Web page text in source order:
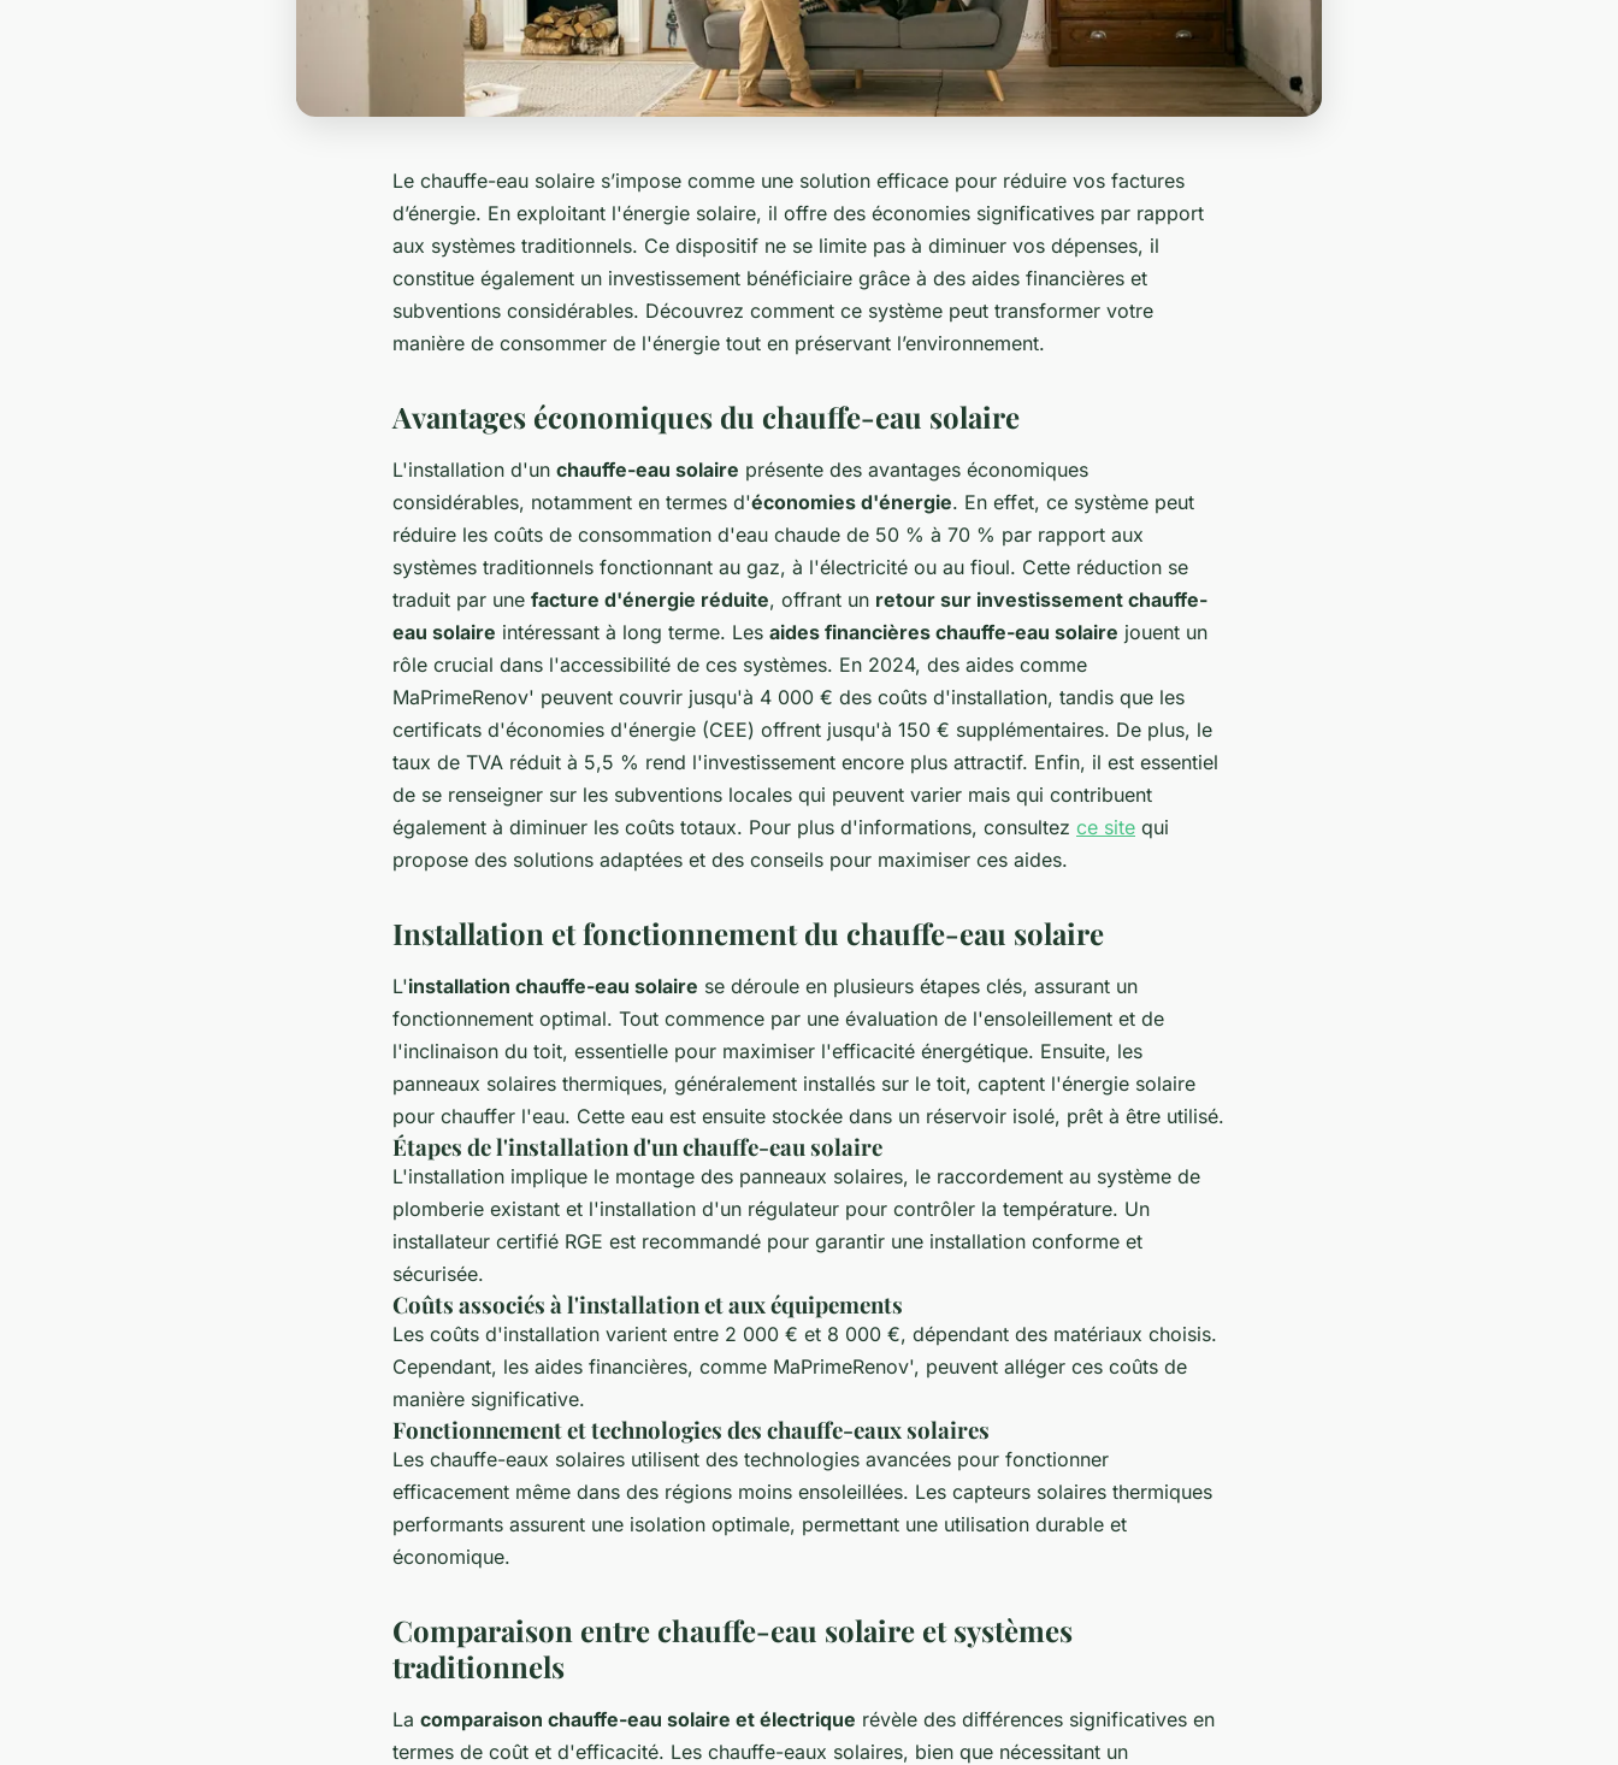
Le chauffe-eau solaire s’impose comme une solution efficace pour réduire vos factures
d’énergie. En exploitant l'énergie solaire, il offre des économies significatives par rapport
aux systèmes traditionnels. Ce dispositif ne se limite pas à diminuer vos dépenses, il
constitue également un investissement bénéficiaire grâce à des aides financières et
subventions considérables. Découvrez comment ce système peut transformer votre
manière de consommer de l'énergie tout en préservant l’environnement.
Avantages économiques du chauffe-eau solaire
L'installation d'un chauffe-eau solaire présente des avantages économiques
considérables, notamment en termes d'économies d'énergie. En effet, ce système peut
réduire les coûts de consommation d'eau chaude de 50 % à 70 % par rapport aux
systèmes traditionnels fonctionnant au gaz, à l'électricité ou au fioul. Cette réduction se
traduit par une facture d'énergie réduite, offrant un retour sur investissement chauffe-
eau solaire intéressant à long terme. Les aides financières chauffe-eau solaire jouent un
rôle crucial dans l'accessibilité de ces systèmes. En 2024, des aides comme
MaPrimeRenov' peuvent couvrir jusqu'à 4 000 € des coûts d'installation, tandis que les
certificats d'économies d'énergie (CEE) offrent jusqu'à 150 € supplémentaires. De plus, le
taux de TVA réduit à 5,5 % rend l'investissement encore plus attractif. Enfin, il est essentiel
de se renseigner sur les subventions locales qui peuvent varier mais qui contribuent
également à diminuer les coûts totaux. Pour plus d'informations, consultez ce site qui
propose des solutions adaptées et des conseils pour maximiser ces aides.
Installation et fonctionnement du chauffe-eau solaire
L'installation chauffe-eau solaire se déroule en plusieurs étapes clés, assurant un
fonctionnement optimal. Tout commence par une évaluation de l'ensoleillement et de
l'inclinaison du toit, essentielle pour maximiser l'efficacité énergétique. Ensuite, les
panneaux solaires thermiques, généralement installés sur le toit, captent l'énergie solaire
pour chauffer l'eau. Cette eau est ensuite stockée dans un réservoir isolé, prêt à être utilisé.
Étapes de l'installation d'un chauffe-eau solaire
L'installation implique le montage des panneaux solaires, le raccordement au système de
plomberie existant et l'installation d'un régulateur pour contrôler la température. Un
installateur certifié RGE est recommandé pour garantir une installation conforme et
sécurisée.
Coûts associés à l'installation et aux équipements
Les coûts d'installation varient entre 2 000 € et 8 000 €, dépendant des matériaux choisis.
Cependant, les aides financières, comme MaPrimeRenov', peuvent alléger ces coûts de
manière significative.
Fonctionnement et technologies des chauffe-eaux solaires
Les chauffe-eaux solaires utilisent des technologies avancées pour fonctionner
efficacement même dans des régions moins ensoleillées. Les capteurs solaires thermiques
performants assurent une isolation optimale, permettant une utilisation durable et
économique.
Comparaison entre chauffe-eau solaire et systèmes
traditionnels
La comparaison chauffe-eau solaire et électrique révèle des différences significatives en
termes de coût et d'efficacité. Les chauffe-eaux solaires, bien que nécessitant un